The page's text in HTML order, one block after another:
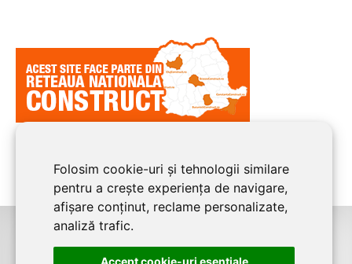
Folosim cookie-uri și tehnologii similare
pentru a crește experiența de navigare,
afișare conținut, reclame personalizate,
analiză trafic.
Accept cookie-uri esenţiale
CLUJ CONSTRUCTeste un serviciu de promovare online pentru